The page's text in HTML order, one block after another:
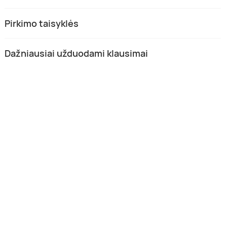
Pirkimo taisyklės
Dažniausiai užduodami klausimai